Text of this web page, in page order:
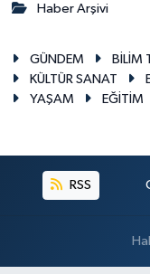
Haber Arşivi
GÜNDEM BİLİM
KÜLTÜR SANAT
YAŞAM
EĞİTİM
RSS